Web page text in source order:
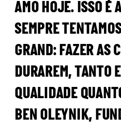
AMO HOJE. ISSO É
SEMPRE
GRAND: FAZER AS
DURAREM, TANTO
QUALIDADE
BEN OLEYNIK,